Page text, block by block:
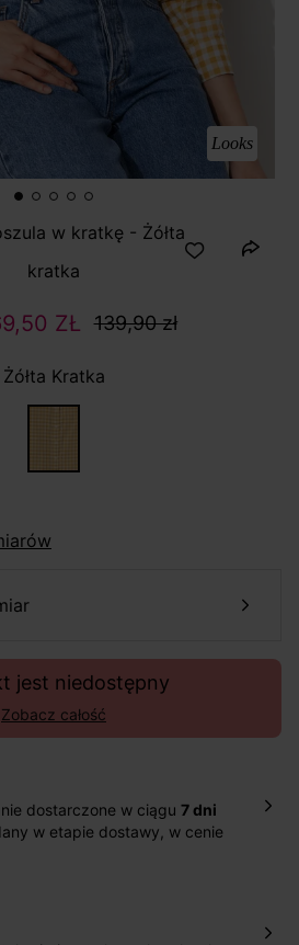
Looks
w kratkę - Żółta
kratka
ZŁ 139,90 zł
Żółta Kratka
jest niedostępny
Zobacz całość
dostarczone w ciągu 7 dni
w etapie dostawy, w cenie